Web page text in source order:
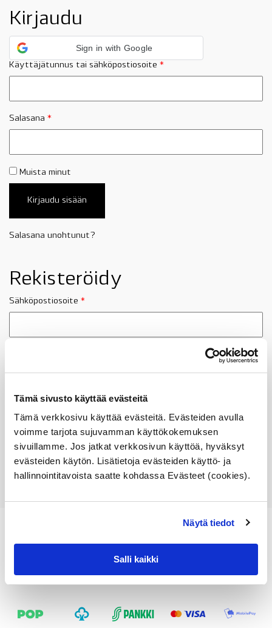
Tämä sivusto käyttää evästeitä
Tämä verkkosivu käyttää evästeitä. Evästeiden avulla
voimme tarjota sujuvamman käyttökokemuksen
sivuillamme. Jos jatkat verkkosivun käyttöä, hyväksyt
evästeiden käytön. Lisätietoja evästeiden käyttö- ja
hallinnointitavoista saatte kohdassa Evästeet (cookies).
Näytä tiedot
Salli kaikki
Kirjaudu
Sign in with Google
Käyttäjätunnus tai sähköpostiosoite *
Salasana *
Muista minut
Kirjaudu sisään
Salasana unohtunut?
Rekisteröidy
Sähköpostiosoite *
tarkoituksissa kuten on esitettyYksityisyyden suoja
Rekisteröidy